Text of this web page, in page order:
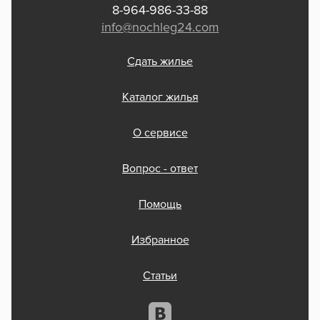
8-964-986-33-88
info@nochleg24.com
Сдать жилье
Каталог жилья
О сервисе
Вопрос - ответ
Помощь
Избранное
Статьи